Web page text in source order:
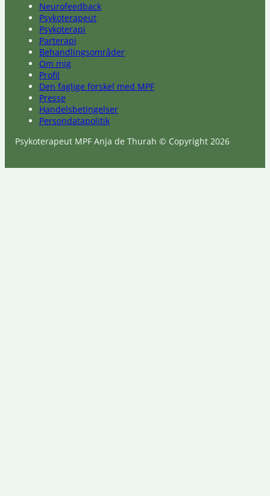
Neurofeedback
Psykoterapeut
Psykoterapi
Parterapi
Behandlingsområder
Om mig
Profil
Den faglige forskel med MPF
Presse
Handelsbetingelser
Persondatapolitik
Psykoterapeut MPF Anja de Thurah © Copyright 2026